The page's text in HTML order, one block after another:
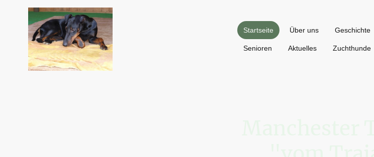
Startseite Über uns Geschichte
Senioren Aktuelles Zuchthunde